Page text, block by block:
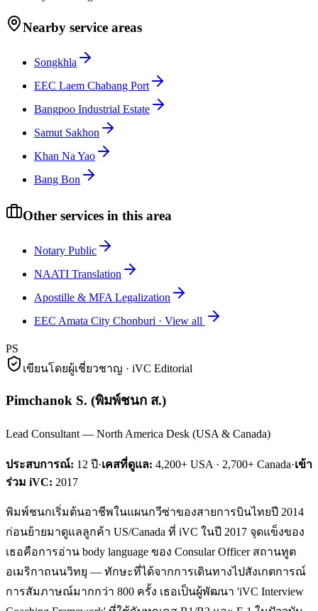
Nearby service areas
Songkhla
EEC Laem Chabang Port
Bangpoo Industrial Estate
Samut Sakhon
Khan Na Yao
Bang Bon
Other services in this area
Notary Public
NAATI Translation
Apostille & MFA Legalization
EEC Amata City Chonburi · View all
PS
เขียนโดยผู้เชี่ยวชาญ · iVC Editorial
Pimchanok S. (พิมพ์ชนก ส.)
Lead Consultant — North America Desk (USA & Canada)
ประสบการณ์: 12 ปี·เคสที่ดูแล: 4,200+ USA · 2,700+ Canada·เข้า
ร่วม iVC: 2017
พิมพ์ชนกเริ่มต้นอาชีพในแผนกวีซ่าของสายการบินไทยปี 2014
ก่อนย้ายมาดูแลลูกค้า US/Canada ที่ iVC ในปี 2017 จุดแข็งของ
เธอคือการอ่าน body language ของ Consular Officer สถานทูต
อเมริกาถนนวิทยุ — ทักษะที่ได้จากการเดินทางไปสังเกตการณ์
การสัมภาษณ์มากกว่า 800 ครั้ง เธอเป็นผู้พัฒนา 'iVC Interview